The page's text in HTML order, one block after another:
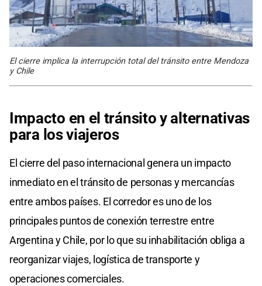
El cierre implica la interrupción total del tránsito entre Mendoza
y Chile
Impacto en el tránsito y alternativas
para los viajeros
El cierre del paso internacional genera un impacto
inmediato en el tránsito de personas y mercancías
entre ambos países. El corredor es uno de los
principales puntos de conexión terrestre entre
Argentina y Chile, por lo que su inhabilitación obliga a
reorganizar viajes, logística de transporte y
operaciones comerciales.